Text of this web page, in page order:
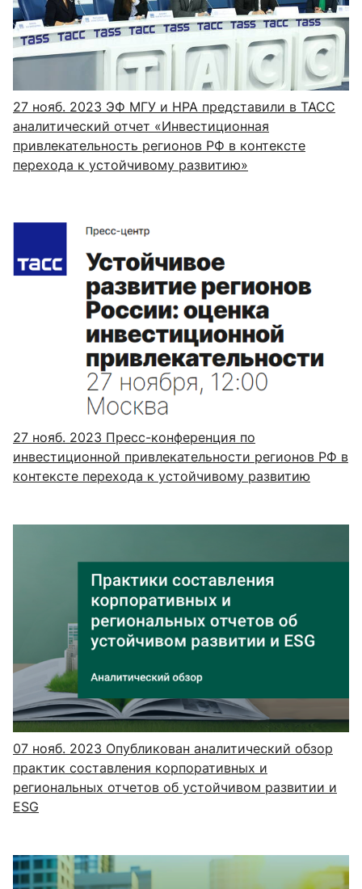
27 нояб. 2023 ЭФ МГУ и НРА представили в ТАСС
аналитический отчет «Инвестиционная
привлекательность регионов РФ в контексте
перехода к устойчивому развитию»
27 нояб. 2023 Пресс-конференция по
инвестиционной привлекательности регионов РФ в
контексте перехода к устойчивому развитию
07 нояб. 2023 Опубликован аналитический обзор
практик составления корпоративных и
региональных отчетов об устойчивом развитии и
ESG